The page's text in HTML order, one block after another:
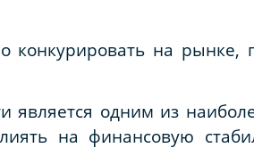
конкурировать на рынке,
является одним из
на финансовую